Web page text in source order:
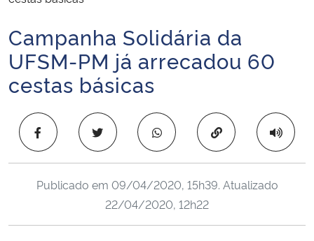
Ministério da Infraestrutura
Ministério da Agricultura, Pecuária e Abastecimento
Ministério da Cidadania
Início do conteúdo
Campanha Solidária da
UFSM-PM já arrecadou 60
cestas básicas
Copiar para área
Publicado em 09/04/2020, 15h39. Atualizado
22/04/2020, 12h22